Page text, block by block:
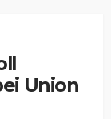
Union